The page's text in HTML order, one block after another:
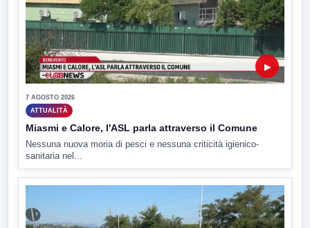
▶
7 AGOSTO 2026
ATTUALITÀ
Miasmi e Calore, l'ASL parla attraverso il Comune
Nessuna nuova moria di pesci e nessuna criticità igienico-
sanitaria nel...